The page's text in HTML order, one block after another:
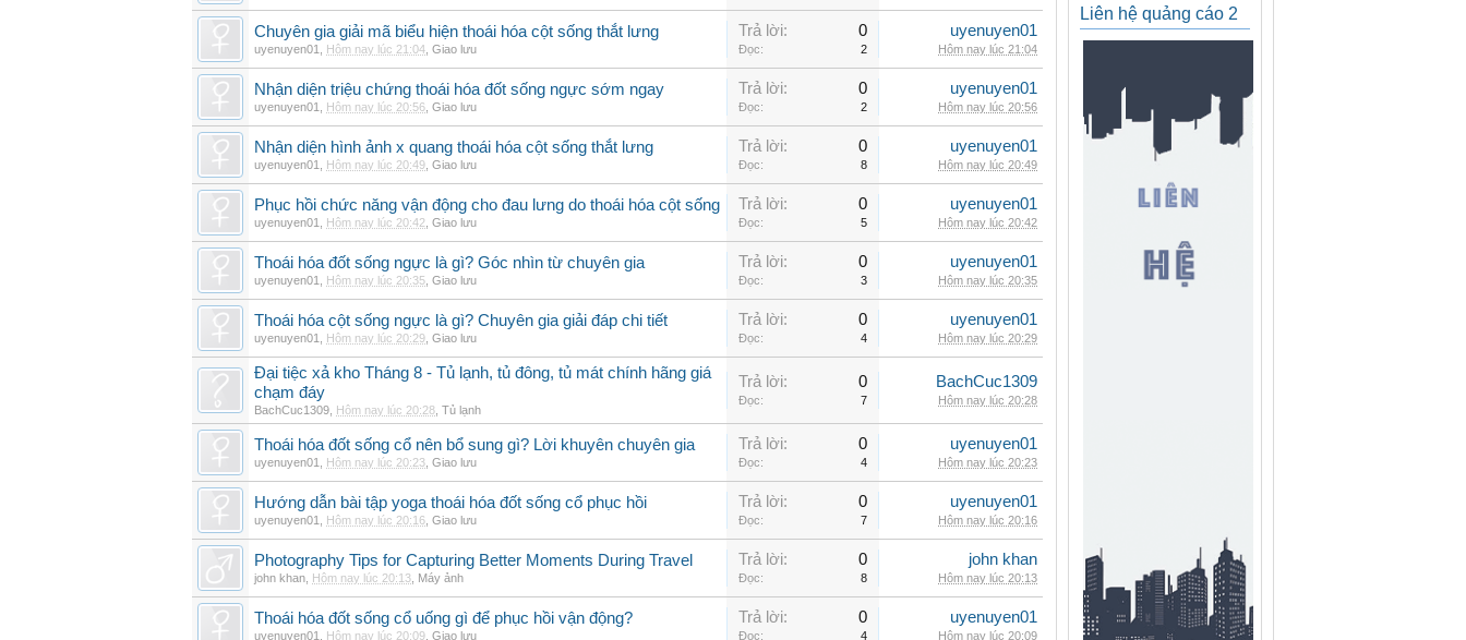
Chuyên gia giải mã biểu hiện thoái hóa cột sống thắt lưng
uyenuyen01 Hôm nay lúc 21:04 Giao lưu
Trả lời: 0
Đọc: 2
uyenuyen01
Hôm nay lúc 21:04
Nhận diện triệu chứng thoái hóa đốt sống ngực sớm ngay
uyenuyen01 Hôm nay lúc 20:56 Giao lưu
Trả lời: 0
Đọc: 2
uyenuyen01
Hôm nay lúc 20:56
Nhận diện hình ảnh x quang thoái hóa cột sống thắt lưng
uyenuyen01 Hôm nay lúc 20:49 Giao lưu
Trả lời: 0
Đọc: 8
uyenuyen01
Hôm nay lúc 20:49
Phục hồi chức năng vận động cho đau lưng do thoái hóa cột sống
uyenuyen01 Hôm nay lúc 20:42 Giao lưu
Trả lời: 0
Đọc: 5
uyenuyen01
Hôm nay lúc 20:42
Thoái hóa đốt sống ngực là gì? Góc nhìn từ chuyên gia
uyenuyen01 Hôm nay lúc 20:35 Giao lưu
Trả lời: 0
Đọc: 3
uyenuyen01
Hôm nay lúc 20:35
Thoái hóa cột sống ngực là gì? Chuyên gia giải đáp chi tiết
uyenuyen01 Hôm nay lúc 20:29 Giao lưu
Trả lời: 0
Đọc: 4
uyenuyen01
Hôm nay lúc 20:29
Đại tiệc xả kho Tháng 8 - Tủ lạnh, tủ đông, tủ mát chính hãng giá
chạm đáy
BachCuc1309 Hôm nay lúc 20:28 Tủ lạnh
Trả lời: 0
Đọc: 7
BachCuc1309
Hôm nay lúc 20:28
Thoái hóa đốt sống cổ nên bổ sung gì? Lời khuyên chuyên gia
uyenuyen01 Hôm nay lúc 20:23 Giao lưu
Trả lời: 0
Đọc: 4
uyenuyen01
Hôm nay lúc 20:23
Hướng dẫn bài tập yoga thoái hóa đốt sống cổ phục hồi
uyenuyen01 Hôm nay lúc 20:16 Giao lưu
Trả lời: 0
Đọc: 7
uyenuyen01
Hôm nay lúc 20:16
Photography Tips for Capturing Better Moments During Travel
john khan Hôm nay lúc 20:13 Máy ảnh
Trả lời: 0
Đọc: 8
john khan
Hôm nay lúc 20:13
Thoái hóa đốt sống cổ uống gì để phục hồi vận động?
uyenuyen01 Hôm nay lúc 20:09 Giao lưu
Trả lời: 0
Đọc: 4
uyenuyen01
Hôm nay lúc 20:09
Liên hệ quảng cáo 2